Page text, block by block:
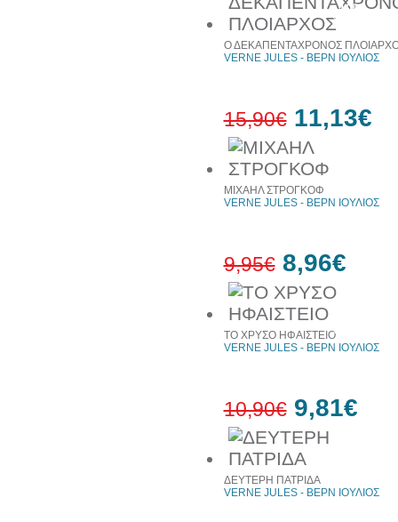
10%
έκπτωση
Ο ΔΕΚΑΠΕΝΤΑΧΡΟΝΟΣ
VERNE JULES - ΒΕΡΝ ΙΟΥΛΙΟΣ
15,90€ 11,13€
έκπτωση
ΜΙΧΑΗΛ ΣΤΡΟΓΚΟΦ
VERNE JULES - ΒΕΡΝ ΙΟΥΛΙΟΣ
9,95€ 8,96€
ΤΟ ΧΡΥΣΟ ΗΦΑΙΣΤΕΙΟ
VERNE JULES - ΒΕΡΝ ΙΟΥΛΙΟΣ
10,90€ 9,81€
ΔΕΥΤΕΡΗ ΠΑΤΡΙΔΑ
VERNE JULES - ΒΕΡΝ ΙΟΥΛΙΟΣ